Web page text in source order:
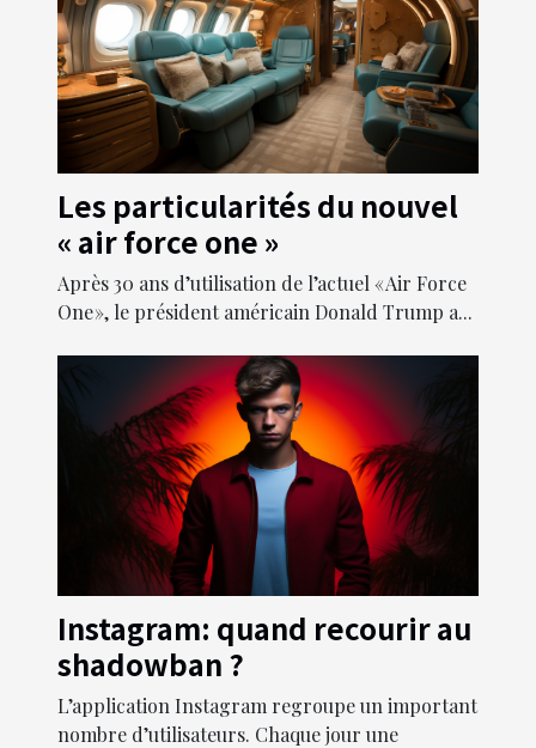
Les particularités du nouvel
« air force one »
Après 30 ans d’utilisation de l’actuel « Air Force
One », le président américain Donald Trump a...
Instagram: quand recourir au
shadowban ?
L’application Instagram regroupe un important
nombre d’utilisateurs. Chaque jour une